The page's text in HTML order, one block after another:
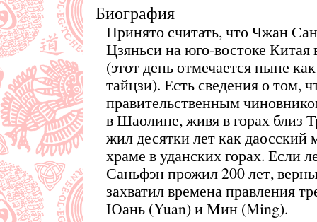
Биография
Принято считать, что Чжан
Цзяньси на юго-востоке Китая
(этот день отмечается ныне
тайцзи). Есть сведения о том,
правительственным
в Шаолине, живя в горах близ
жил десятки лет как
храме в уданских горах. Если
Саньфэн прожил 200 лет,
захватил времена правления
Юань (Yuan) и Мин (Ming).